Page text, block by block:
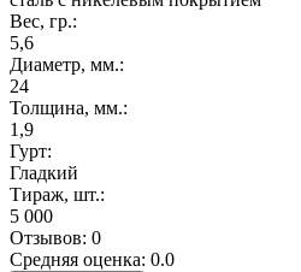
Вес, гр.:
5,6
Диаметр, мм.:
24
Толщина, мм.:
1,9
Гурт:
Гладкий
Тираж, шт.:
5 000
Отзывов: 0
Средняя оценка: 0.0